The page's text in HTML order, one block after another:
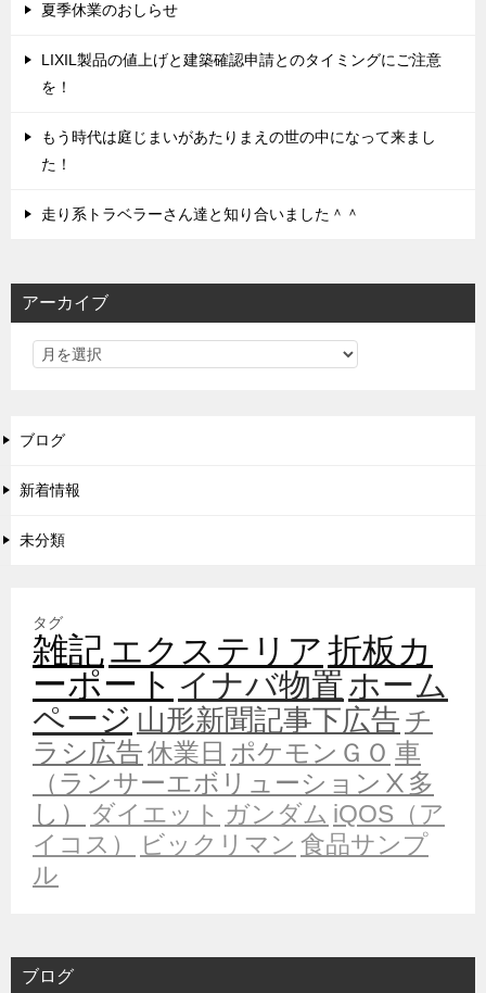
夏季休業のおしらせ
LIXIL製品の値上げと建築確認申請とのタイミングにご注意
を！
もう時代は庭じまいがあたりまえの世の中になって来まし
た！
走り系トラベラーさん達と知り合いました＾＾
アーカイブ
ブログ
新着情報
未分類
タグ
雑記エクステリア折板カ
ーポート イナバ物置ホーム
ページ 山形新聞記事下広告 チ
ラシ広告休業日 ポケモンＧＯ 車
（ランサーエボリューションⅩ多
し）
ダイエット ガンダム iQOS（ア
イコス）
ビックリマン 食品サンプ
ル
ブログ